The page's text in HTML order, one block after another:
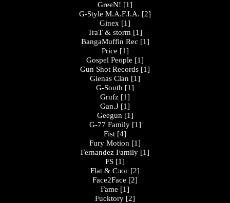
GreeN! [1]
G-Style M.A.F.I.A. [2]
Ginex [1]
TraT & storm [1]
BangaMuffin Rec [1]
Price [1]
Gospel People [1]
Gun Shot Records [1]
Gienas Clan [1]
G-South [1]
Grufz [1]
Gan.J [1]
Geegun [1]
G-77 Family [1]
Fist [4]
Fury Motion [1]
Fernandez Family [1]
FS [1]
Flat & Слог [2]
Face2Face [2]
Fame [1]
Fucktory [2]